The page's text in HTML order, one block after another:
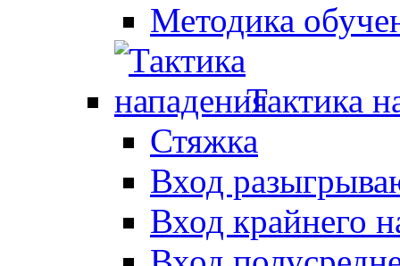
Методика
Тактика
Стяжка
Вход
Вход крайнего